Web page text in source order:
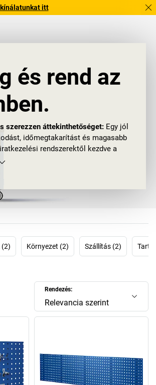
itt
és rend az
szerezzen áttekinthetőséget:Egy jól
időmegtakarítást és magasabb
rendszerektől kezdve a
segítenek mindent a helyére tenni,
sikeres alkalmazásához
és helyet ad a nagyobb
(2) Környezet (2) Szállítás (2)
Rendezés:
Relevancia szerint